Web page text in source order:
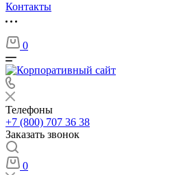
Контакты
0
Телефоны
+7 (800) 707 36 38
Заказать звонок
0